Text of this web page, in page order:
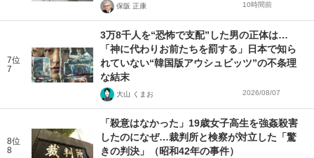
保阪 正康 10時間前
7位
7
3万8千人を“恐怖で支配”した男の正体は…
「神に代わりお前たちを罰する」日本で知ら
れていない“韓国版アウシュビッツ”の不条理
な結末
大山 くまお 2026/08/07
8位
8
「殺意はなかった」19歳女子高生を強姦殺害
したのになぜ…裁判所と検察が対立した「驚
きの判決」（昭和42年の事件）